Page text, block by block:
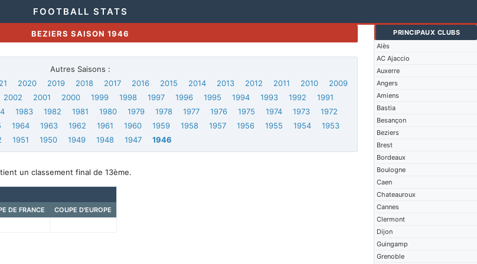
FOOTBALL STATS
PRINCIPAUX CLUBS
Alès
AC Ajaccio
Auxerre
Angers
Amiens
Bastia
Besançon
Beziers
Brest
Bordeaux
Boulogne
Caen
Chateauroux
Cannes
Clermont
Dijon
Guingamp
Grenoble
BEZIERS SAISON 1946
Autres Saisons :
2020 2019 2018 2017 2016 2015 2014 2013 2012 2011 2010
2009
2002 2001 2000 1999 1998 1997 1996 1995 1994 1993 1992
1991
1983 1982 1981 1980 1979 1978 1977 1976 1975 1974 1973
1972
1964 1963 1962 1961 1960 1959 1958 1957 1956 1955 1954
1953
1951 1950 1949 1948 1947 1946
un classement final de 13ème.
DE FRANCE COUPE D'EUROPE